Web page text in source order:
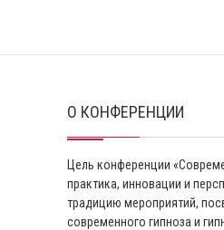
О КОНФЕРЕНЦИИ
Цель конференции
практика, инновации и
традицию мероприятий,
современного гипноза и